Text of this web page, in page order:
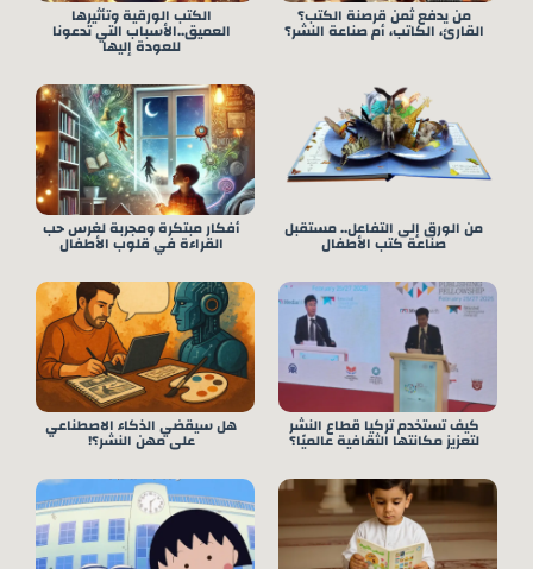
من يدفع ثمن قرصنة الكتب؟
القارئ، الكاتب، أم صناعة النشر؟
الكتب الورقية وتأثيرها
العميق..الأسباب التي تدعونا
للعودة إليها
من الورق إلى التفاعل.. مستقبل
صناعة كتب الأطفال
أفكار مبتكرة ومجربة لغرس حب
القراءة في قلوب الأطفال
كيف تستخدم تركيا قطاع النشر
لتعزيز مكانتها الثقافية عالميًا؟
هل سيقضي الذكاء الاصطناعي
على مهن النشر؟!